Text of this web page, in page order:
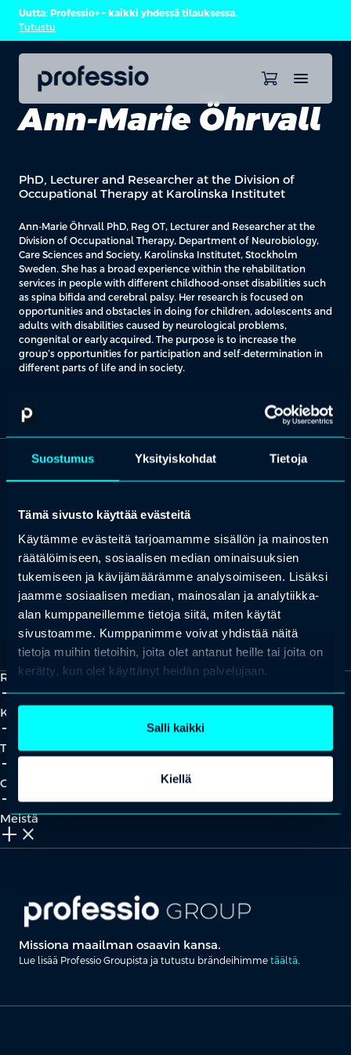
Suostumus Yksityiskohdat Tietoja
Tämä sivusto käyttää evästeitä
Käytämme evästeitä tarjoamamme sisällön ja mainosten
räätälöimiseen, sosiaalisen median ominaisuuksien
tukemiseen ja kävijämäärämme analysoimiseen. Lisäksi
jaamme sosiaalisen median, mainosalan ja analytiikka-
alan kumppaneillemme tietoja siitä, miten käytät
sivustoamme. Kumppanimme voivat yhdistää näitä
tietoja muihin tietoihin, joita olet antanut heille tai joita on
kerätty, kun olet käyttänyt heidän palvelujaan.
Salli kaikki
Kiellä
Uutta: Professio+ – kaikki yhdessä tilauksessa.
Tutustu
Ann-Marie Öhrvall
PhD, Lecturer and Researcher at the Division of
Occupational Therapy at Karolinska Institutet
Ann-Marie Öhrvall PhD, Reg OT, Lecturer and Researcher at the
Division of Occupational Therapy, Department of Neurobiology,
Care Sciences and Society, Karolinska Institutet, Stockholm
Sweden. She has a broad experience within the rehabilitation
services in people with different childhood-onset disabilities such
as spina bifida and cerebral palsy. Her research is focused on
opportunities and obstacles in doing for children, adolescents and
adults with disabilities caused by neurological problems,
congenital or earlyacquired . The purpose is to increase the
group’s opportunities for participation and self-determination in
different parts of life and in society.
OTA YHTEYTTÄ
+358 (0)20 780 6220
Kaikki yhteystiedot Yhteistyökumppaniksi?
Ratkaisut
add_2close
Koulutukset
add_2
Tapahtumat
add_2close
Oivallukset
add_2close
Meistä
add_2 close
Missiona maailman osaavin kansa.
Lue lisää Professio Groupista ja tutustu brändeihimme täältä.